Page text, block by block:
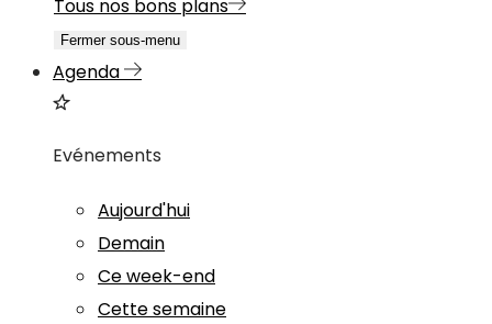
Tous nos bons plans
Fermer sous-menu
Agenda
Evénements
Aujourd'hui
Demain
Ce week-end
Cette semaine